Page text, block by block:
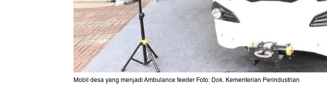
Mobil desa yang menjadi Ambulance feeder Foto: Dok. Kementerian Perindustrian